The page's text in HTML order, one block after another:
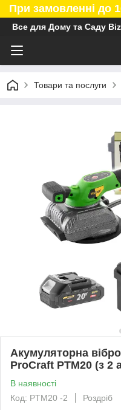
При замовленні до
Все для Дому та Саду
Товари та послуги
Акумуляторна
ProCraft PTM20 (з 2
В наявності
Код: PTM20 -2
Роздріб